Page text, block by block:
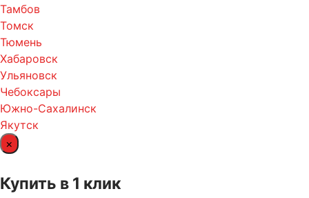
Тамбов
Томск
Тюмень
Хабаровск
Ульяновск
Чебоксары
Южно-Сахалинск
Якутск
×
Купить в 1 клик